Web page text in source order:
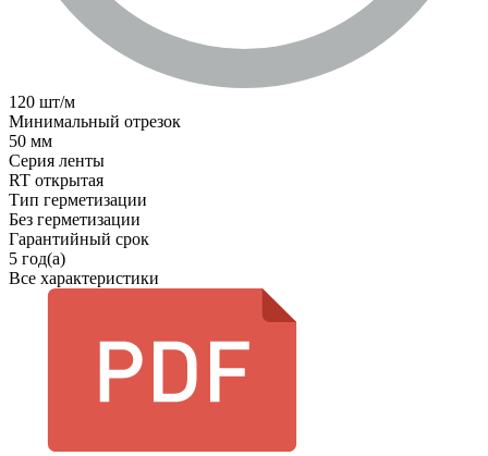
120 шт/м
Минимальный отрезок
50 мм
Серия ленты
RT открытая
Тип герметизации
Без герметизации
Гарантийный срок
5 год(а)
Все характеристики